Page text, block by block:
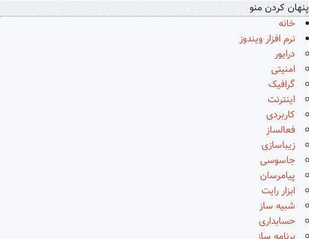
پنهان کردن منو
خانه
نرم افزار ویندوز
درایور
امنیتی
گرافیک
اینترنت
کاربردی
فعالساز
زیباسازی
جاسوسی
پیامرسان
ابزار رایت
شبیه ساز
حسابداری